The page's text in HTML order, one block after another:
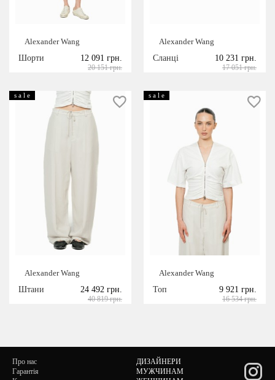
Alexander Wang
Шорти
12 091 грн.
20 151 грн.
Alexander Wang
Сланці
10 231 грн.
17 051 грн.
s a l e
Alexander Wang
Штани
24 492 грн.
40 819 грн.
s a l e
Alexander Wang
Топ
9 921 грн.
16 534 грн.
Про нас
Гарантія
ДИЗАЙНЕРИ
МУЖЧИНАМ